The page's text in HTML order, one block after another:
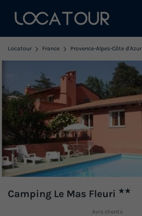
Locatour France Provence-Alpes-Côte d'Azur
Camping Le Mas Fleuri ★★
Avis clients